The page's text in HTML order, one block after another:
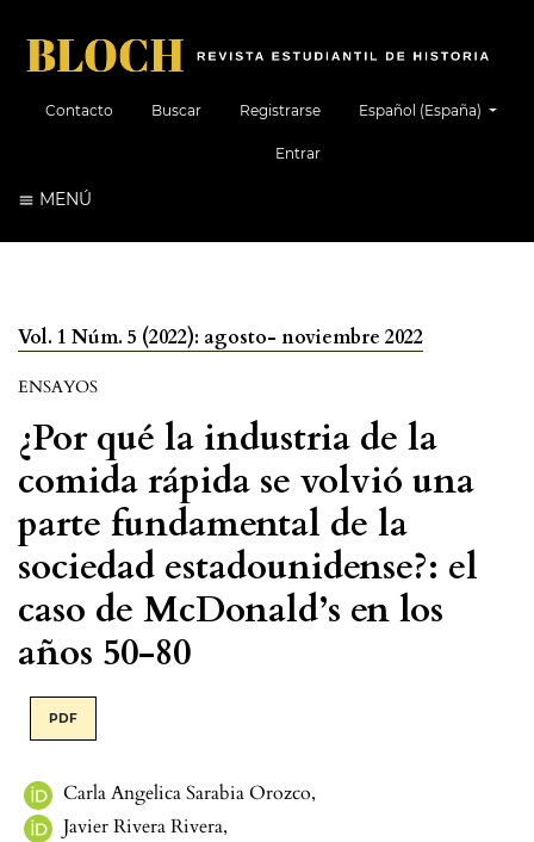
Contacto Buscar Registrarse
Entrar
Español (España)
MENÚ
Vol. 1 Núm. 5 (2022): agosto- noviembre 2022
ENSAYOS
¿Por qué la industria de la
comida rápida se volvió una
parte fundamental de la
sociedad estadounidense?: el
caso de McDonald’s en los
años 50-80
PDF
Carla Angelica Sarabia Orozco,
Javier Rivera Rivera,